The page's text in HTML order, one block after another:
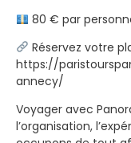
80 € par
Réservez votre
https://
annecy/
Voyager avec
l’organisation,